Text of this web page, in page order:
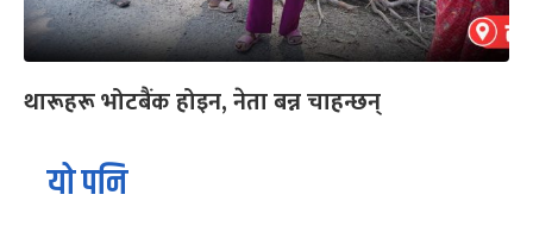
थारूहरू भोटबैंक होइन, नेता बन्न चाहन्छन्
यो पनि